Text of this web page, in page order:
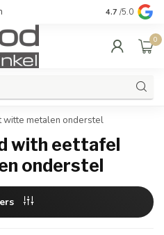
Quality &
4.7 /5.0
0
witte metalen onderstel
with eettafel
onderstel